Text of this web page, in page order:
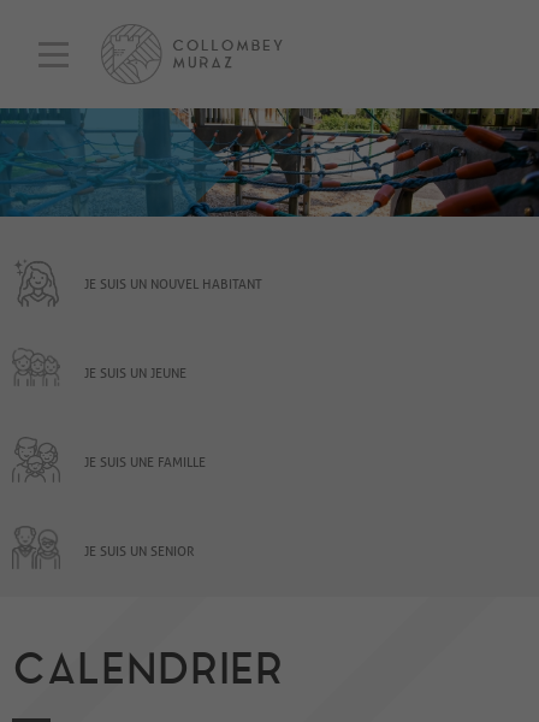
JE SUIS UN NOUVEL HABITANT
JE SUIS UN JEUNE
JE SUIS UNE FAMILLE
JE SUIS UN SENIOR
CALENDRIER